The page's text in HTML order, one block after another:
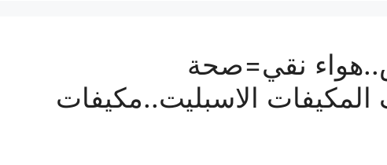
نقي=صحة
الاسبليت..مكيفات